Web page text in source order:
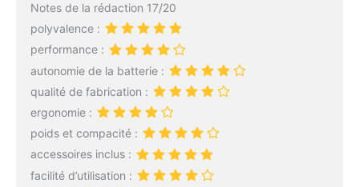
bois, le métal, le
carrelage ou le plâtre 🛠
Changements
d’accessoires rapides et
sans clé : Grâce au
système de serrage
rapide, vous changez
d’outil en quelques
secondes sans utiliser
d’outil supplémentaire. Le
support 12 positions
Notes de la rédaction 17/20
polyvalence :
performance :
autonomie de la batterie :
qualité de fabrication :
ergonomie :
poids et compacité :
accessoires inclus :
facilité d’utilisation :